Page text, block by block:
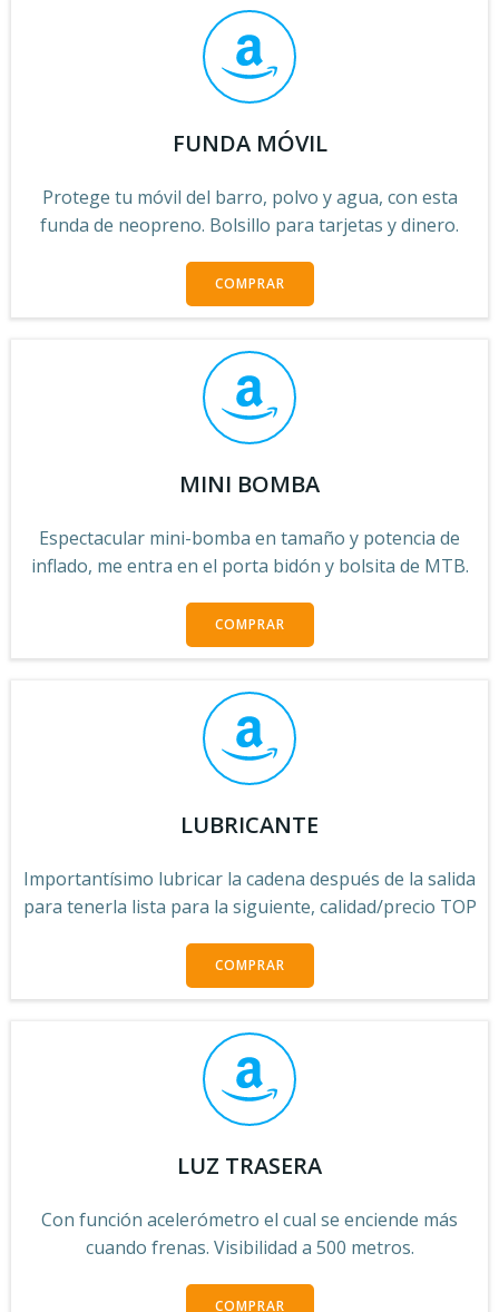
FUNDA MÓVIL
Protege tu móvil del barro, polvo y agua, con esta
funda de neopreno. Bolsillo para tarjetas y dinero.
COMPRAR
MINI BOMBA
Espectacular mini-bomba en tamaño y potencia de
inflado, me entra en el porta bidón y bolsita de MTB.
COMPRAR
LUBRICANTE
Importantísimo lubricar la cadena después de la salida
para tenerla lista para la siguiente, calidad/precio TOP
COMPRAR
LUZ TRASERA
Con función acelerómetro el cual se enciende más
cuando frenas. Visibilidad a 500 metros.
COMPRAR